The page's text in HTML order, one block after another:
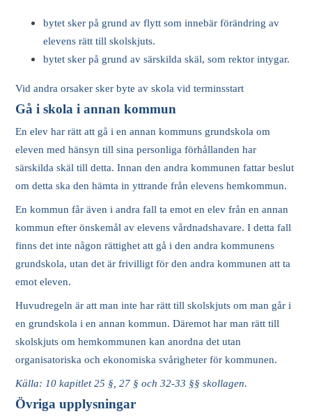
bytet sker på grund av flytt som innebär förändring av
elevens rätt till skolskjuts.
bytet sker på grund av särskilda skäl, som rektor intygar.
Vid andra orsaker sker byte av skola vid terminsstart
Gå i skola i annan kommun
En elev har rätt att gå i en annan kommuns grundskola om
eleven med hänsyn till sina personliga förhållanden har
särskilda skäl till detta. Innan den andra kommunen fattar beslut
om detta ska den hämta in yttrande från elevens hemkommun.
En kommun får även i andra fall ta emot en elev från en annan
kommun efter önskemål av elevens vårdnadshavare. I detta fall
finns det inte någon rättighet att gå i den andra kommunens
grundskola, utan det är frivilligt för den andra kommunen att ta
emot eleven.
Huvudregeln är att man inte har rätt till skolskjuts om man går i
en grundskola i en annan kommun. Däremot har man rätt till
skolskjuts om hemkommunen kan anordna det utan
organisatoriska och ekonomiska svårigheter för kommunen.
Källa: 10 kapitlet 25 §, 27 § och 32-33 §§ skollagen.
Övriga upplysningar